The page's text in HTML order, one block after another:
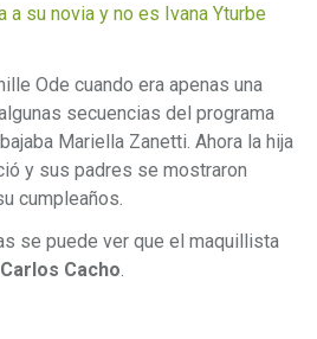
a su novia y no es Ivana Yturbe
Ode cuando era apenas una
secuencias del programa
Mariella Zanetti. Ahora la hija
y sus padres se mostraron
cumpleaños.
se puede ver que el maquillista
Carlos Cacho